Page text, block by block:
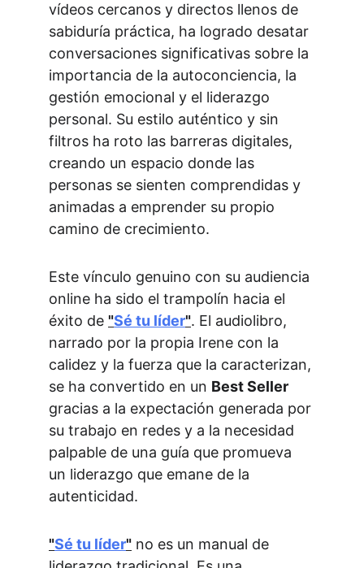
vídeos cercanos y directos llenos de
sabiduría práctica, ha logrado desatar
conversaciones significativas sobre la
importancia de la autoconciencia, la
gestión emocional y el liderazgo
personal. Su estilo auténtico y sin
filtros ha roto las barreras digitales,
creando un espacio donde las
personas se sienten comprendidas y
animadas a emprender su propio
camino de crecimiento.
Este vínculo genuino con su audiencia
online ha sido el trampolín hacia el
éxito de "Sé tu líder". El audiolibro,
narrado por la propia Irene con la
calidez y la fuerza que la caracterizan,
se ha convertido en un Best Seller
gracias a la expectación generada por
su trabajo en redes y a la necesidad
palpable de una guía que promueva
un liderazgo que emane de la
autenticidad.
"Sé tu líder" no es un manual de